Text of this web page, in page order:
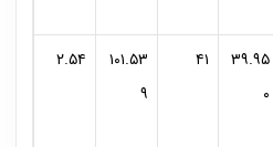
۳۹.۹۵
۰
۴۱
۱۰۱.۵۳
۹
۲.۵۴